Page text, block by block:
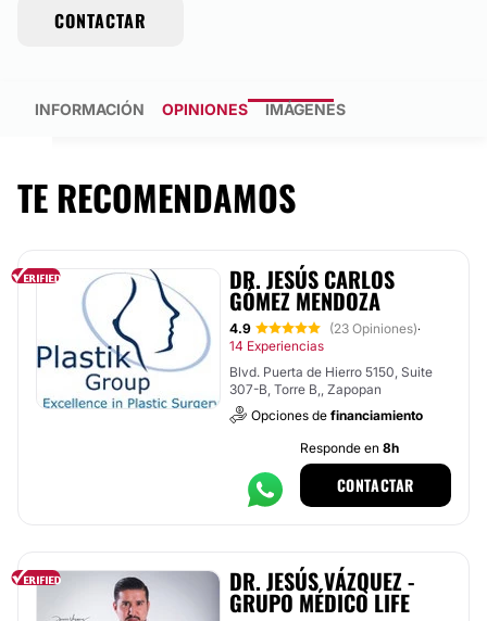
CONTACTAR
INFORMACIÓN OPINIONES IMÁGENES
TE RECOMENDAMOS
DR. JESÚS CARLOS
GÓMEZ MENDOZA
4.9 (23 Opiniones)·
14 Experiencias
Blvd. Puerta de Hierro 5150, Suite
307-B, Torre B,, Zapopan
Opciones de financiamiento
Responde en 8h
CONTACTAR
DR. JESÚS VÁZQUEZ -
GRUPO MÉDICO LIFE